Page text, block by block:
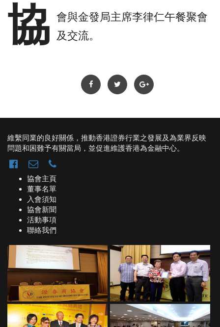
協 會與金發局主席李律仁午餐聚會
及交流。
維繫同業的良好關係，推動香港證券行業之發展及為業界反映
問題和困難予有關當局，並促進維護香港為金融中心。
協會主頁
董事名單
入會須知
協會新聞
活動事項
聯絡我們